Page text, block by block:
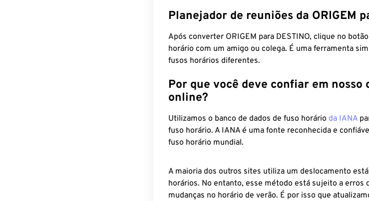
Planejador de reuniões da ORIGEM
Após converter ORIGEM para DESTINO, clique no
horário com um amigo ou colega. É uma ferramenta
fusos horários diferentes.
Por que você deve confiar em nosso
online?
Utilizamos o banco de dados de fuso horário da IANA
fuso horário. A IANA é uma fonte reconhecida e
fuso horário mundial.
A maioria dos outros sites utiliza um deslocamento
horários. No entanto, esse método está sujeito a erros
mudanças no horário de verão. É por isso que